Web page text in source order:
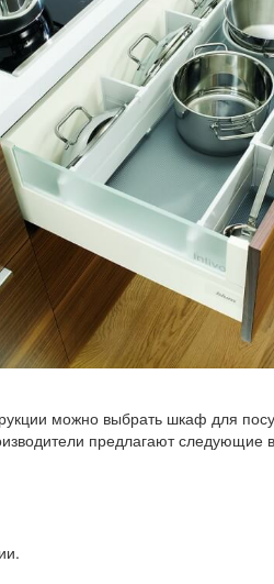
можно выбрать шкаф для
предлагают следующие